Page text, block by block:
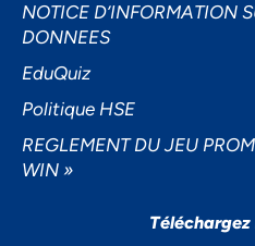
NOTICE D’INFORMATION
DONNEES
EduQuiz
Politique HSE
REGLEMENT DU JEU
WIN »